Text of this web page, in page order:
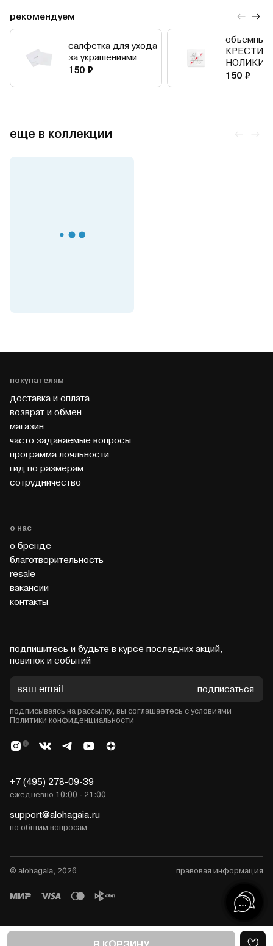
рекомендуем
салфетка для ухода
за украшениями
150 ₽
объемный
НОЛИКИ
150 ₽
еще в коллекции
покупателям
доставка и оплата
возврат и обмен
магазин
часто задаваемые вопросы
программа лояльности
гид по размерам
cотрудничество
о нас
о бренде
благотворительность
resale
вакансии
контакты
+7 (495) 278-09-39
ежедневно 10:00 - 21:00
support@alohagaia.ru
по общим вопросам
подпишитесь и будьте в курсе последних акций,
новинок и событий
подписаться
подписываясь на рассылку, вы соглашаетесь с условиями
Политики конфиденциальности
© alohagaia, 2026 правовая информация